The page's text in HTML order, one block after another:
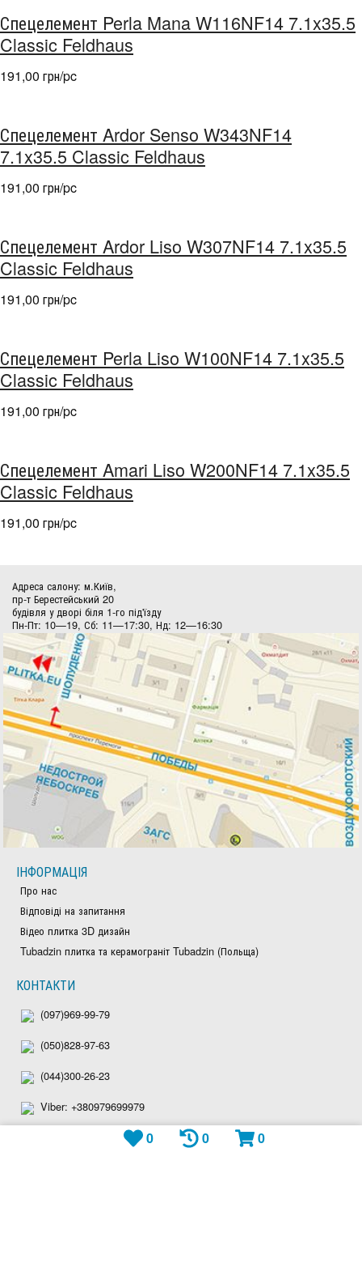
Спецелемент Perla Mana W116NF14 7.1x35.5
Classic Feldhaus
191,00 грн/pc
Спецелемент Ardor Senso W343NF14
7.1x35.5 Classic Feldhaus
191,00 грн/pc
Спецелемент Ardor Liso W307NF14 7.1x35.5
Classic Feldhaus
191,00 грн/pc
Спецелемент Perla Liso W100NF14 7.1x35.5
Classic Feldhaus
191,00 грн/pc
Спецелемент Amari Liso W200NF14 7.1x35.5
Classic Feldhaus
191,00 грн/pc
Адреса салону: м.Київ,
пр-т Берестейський 20
будівля у дворі біля 1-го під'їзду
Пн-Пт: 10—19, Сб: 11—17:30, Нд: 12—16:30
ІНФОРМАЦІЯ
Про нас
Відповіді на запитання
Відео плитка 3D дизайн
Tubadzin плитка та керамограніт Tubadzin (Польща)
КОНТАКТИ
(097)969-99-79
(050)828-97-63
(044)300-26-23
Viber: +380979699979
Telegram: plitka_eu
0 0 0